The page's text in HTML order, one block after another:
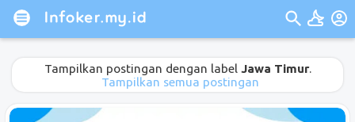
Tampilkan postingan dengan label Jawa Timur.
Tampilkan semua postingan